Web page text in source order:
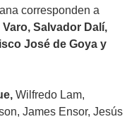
corresponden a
Salvador Dalí,
José de Goya y
Wilfredo Lam,
James Ensor, Jesús